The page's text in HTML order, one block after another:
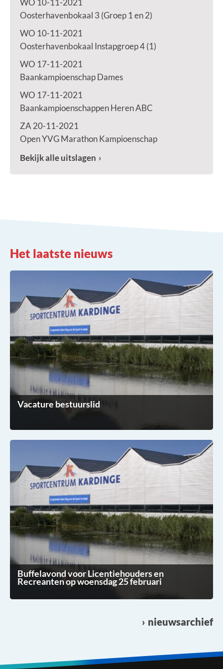
WO 10-11-2021
Oosterhavenbokaal 3 (Groep 1 en 2)
WO 10-11-2021
Oosterhavenbokaal Instapgroep 4 (1)
WO 17-11-2021
Baankampioenschap Dames
WO 17-11-2021
Baankampioenschappen Heren ABC
ZA 20-11-2021
Open YVG Marathon Kampioenschap
Bekijk alle uitslagen
Het laatste nieuws
Vacature bestuurslid
Buffelavond voor Licentiehouders en
Recreanten op woensdag 25 februari
nieuwsarchief